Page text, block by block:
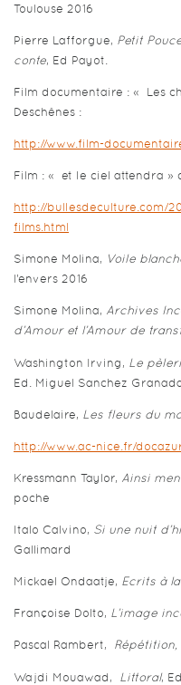
Toulouse 2016
Pierre Lafforgue, Petit
conte, Ed Payot.
Film documentaire : « Les
Deschênes :
http://www.film-
Film : « et le ciel attendra »
http://bullesdeculture.com/
films.html
Simone Molina, Voile
l’envers 2016
Simone Molina, Archives
d’Amour et l’Amour de
Washington Irving, Le
Ed. Miguel Sanchez Granada
Baudelaire, Les fleurs du
http://www.ac-nice.fr/
Kressmann Taylor, Ainsi
poche
Italo Calvino, Si une nuit
Gallimard
Mickael Ondaatje, Ecrits à
Françoise Dolto, L’image
Pascal Rambert, Répétition,
Wajdi Mouawad, Littoral,